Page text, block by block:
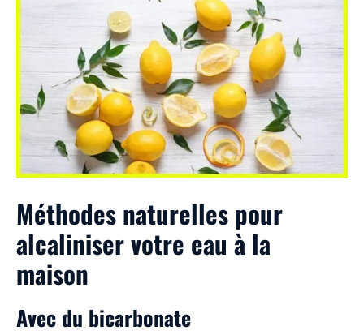
Méthodes naturelles pour
alcaliniser votre eau à la
maison
Avec du bicarbonate